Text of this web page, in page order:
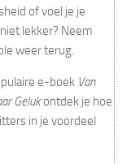
of voel je je
lekker? Neem
weer terug.
e-boek Van
Gelukontdek je hoe
in je voordeel